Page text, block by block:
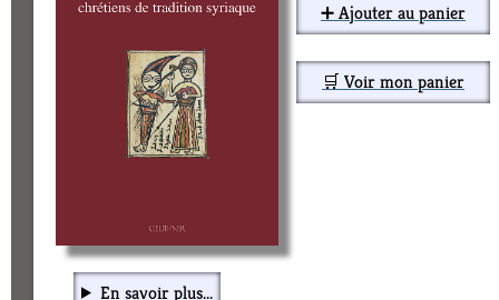
➕ Ajouter au panier
🛒 Voir mon panier
En savoir plus...